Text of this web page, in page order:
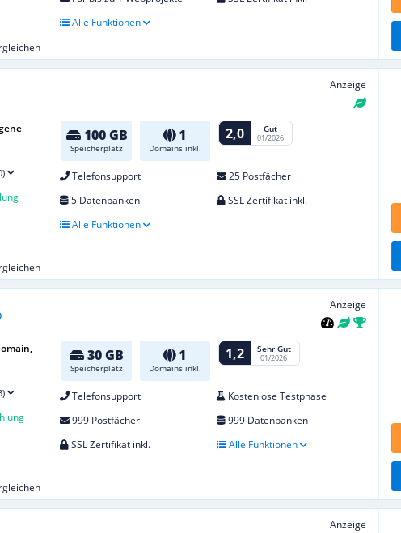
Alle Funktionen
Anzeige
100 GB
Speicherplatz
1
Domains inkl.
2,0 Gut
01/2026
Telefonsupport
25 Postfächer
5 Datenbanken
SSL Zertifikat inkl.
Alle Funktionen
Anzeige
30 GB
Speicherplatz
1
Domains inkl.
1,2 Sehr Gut
01/2026
Telefonsupport
Kostenlose Testphase
999 Postfächer
999 Datenbanken
SSL Zertifikat inkl.
Alle Funktionen
Anzeige